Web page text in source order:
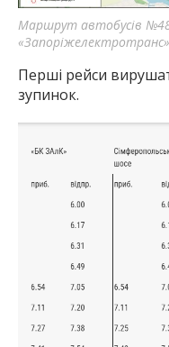
Маршрут автобусів
«Запоріжелектротранс»
Перші рейси
зупинок.